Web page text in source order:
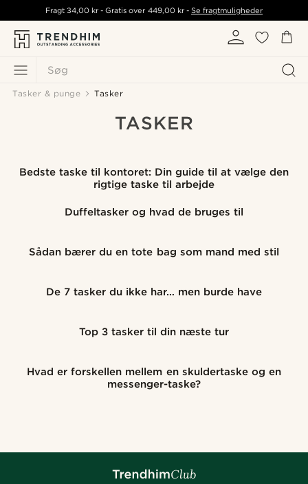
Søg
Fragt34,00 kr - Gratis over 449,00 kr- Se fragtmuligheder
Tasker & punge Tasker
TASKER
Bedste taske til kontoret: Din guide til at vælge den
rigtige taske til arbejde
Duffeltasker og hvad de bruges til
Sådan bærer du en tote bag som mand med stil
De 7 tasker du ikke har… men burde have
Top 3 tasker til din næste tur
Hvad er forskellen mellem en skuldertaske og en
messenger-taske?